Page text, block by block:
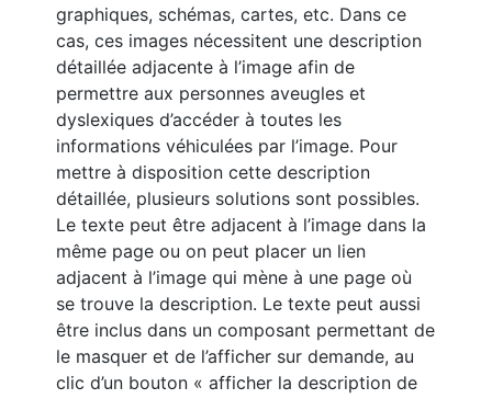
graphiques, schémas, cartes, etc. Dans ce
cas, ces images nécessitent une description
détaillée adjacente à l’image afin de
permettre aux personnes aveugles et
dyslexiques d’accéder à toutes les
informations véhiculées par l’image. Pour
mettre à disposition cette description
détaillée, plusieurs solutions sont possibles.
Le texte peut être adjacent à l’image dans la
même page ou on peut placer un lien
adjacent à l’image qui mène à une page où
se trouve la description. Le texte peut aussi
être inclus dans un composant permettant de
le masquer et de l’afficher sur demande, au
clic d’un bouton « afficher la description de